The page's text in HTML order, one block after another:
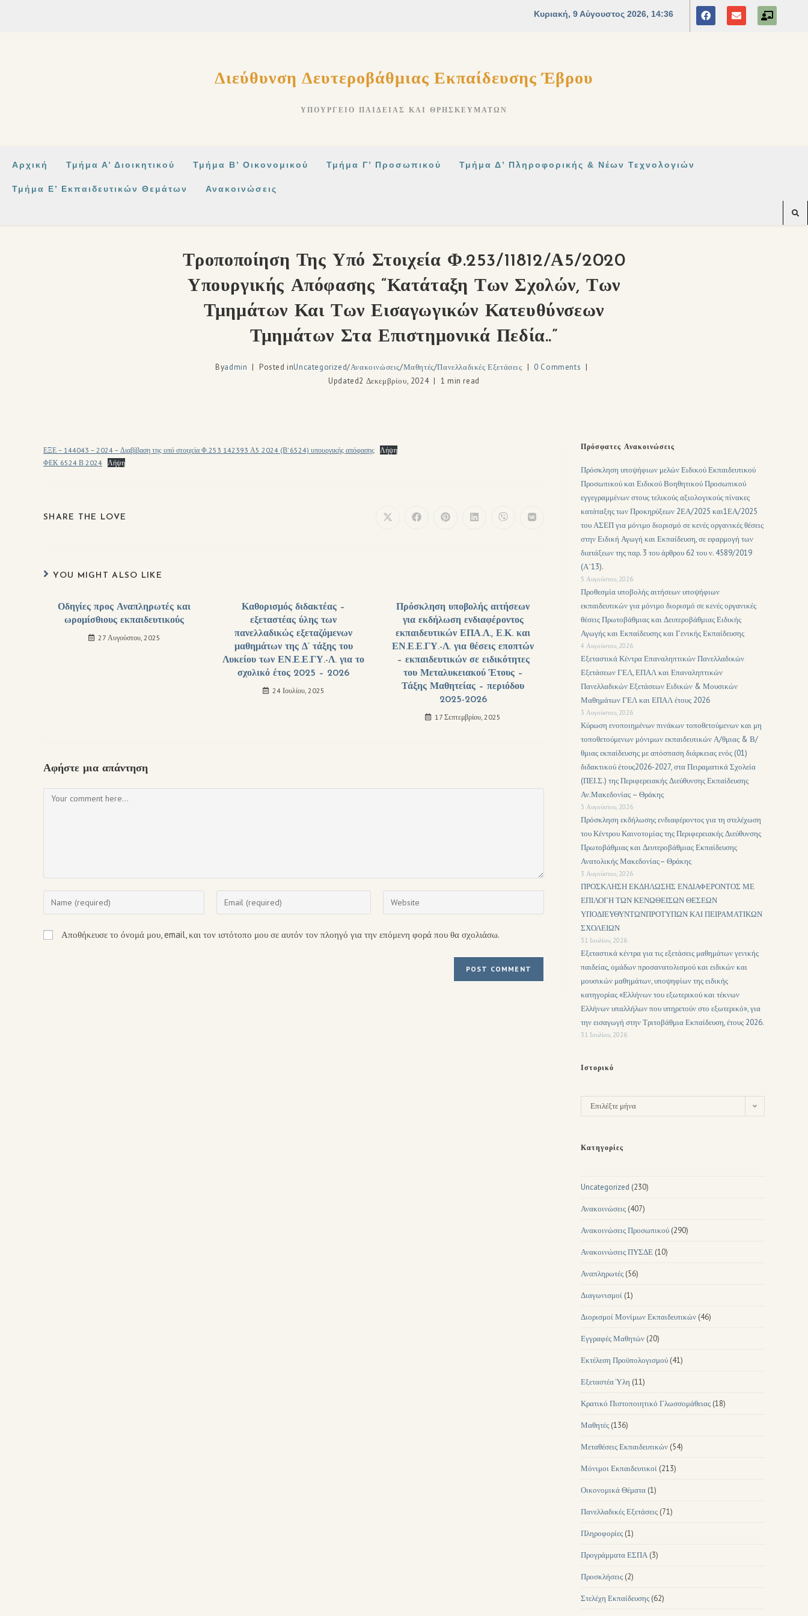
Διεύθυνση Δευτεροβάθμιας Εκπαίδευσης Έβρου
ΥΠΟΥΡΓΕΊΟ ΠΑΙΔΕΊΑΣ ΚΑΙ ΘΡΗΣΚΕΥΜΆΤΩΝ
Αρχική Τμήμα Α’ Διοικητικού Τμήμα Β’ Οικονομικού Τμήμα Γ’ Προσωπικού Τμήμα Δ’ Πληροφορικής & Νέων Τεχνολογιών
Τμήμα Ε’ Εκπαιδευτικών Θεμάτων Ανακοινώσεις
Τροποποίηση Της Υπό Στοιχεία Φ.253/11812/Α5/2020
Υπουργικής Απόφασης “Κατάταξη Των Σχολών, Των
Τμημάτων Και Των Εισαγωγικών Κατευθύνσεων
Τμημάτων Στα Επιστημονικά Πεδία..”
Byadmin Posted inUncategorized/Ανακοινώσεις/Μαθητές/Πανελλαδικές Εξετάσεις
0 Comments
Updated2 Δεκεμβρίου, 2024 1 min read
ΕΞΕ – 144043 – 2024 – Διαβίβαση της υπό στοιχεία Φ.253 142393 Α5 2024 (Β’ 6524) υπουργικής απόφασης Λήψη
ΦΕΚ 6524 Β 2024 Λήψη
SHARE THE LOVE
YOU MIGHT ALSO LIKE
Οδηγίες προς Αναπληρωτές και
ωρομίσθιους εκπαιδευτικούς
27 Αυγούστου, 2025
Καθορισμός διδακτέας –
εξεταστέας ύλης των
πανελλαδικώς εξεταζόμενων
μαθημάτων της Δ’ τάξης του
Λυκείου των ΕΝ.Ε.Ε.ΓΥ.-Λ. για το
σχολικό έτος 2025 – 2026
24 Ιουλίου, 2025
Πρόσκληση υποβολής αιτήσεων
για εκδήλωση ενδιαφέροντος
εκπαιδευτικών ΕΠΑ.Λ., Ε.Κ. και
ΕΝ.Ε.Ε.ΓΥ.-Λ. για θέσεις εποπτών
– εκπαιδευτικών σε ειδικότητες
του Μεταλυκειακού Έτους –
Τάξης Μαθητείας – περιόδου
2025-2026
17 Σεπτεμβρίου, 2025
Αφήστε μια απάντηση
Αποθήκευσε το όνομά μου, email, και τον ιστότοπο μου σε αυτόν τον πλοηγό για την επόμενη φορά που θα σχολιάσω.
Πρόσφατες Ανακοινώσεις
Πρόσκληση υποψήφιων μελών Ειδικού Εκπαιδευτικού
Προσωπικού και Ειδικού Βοηθητικού Προσωπικού
εγγεγραμμένων στους τελικούς αξιολογικούς πίνακες
κατάταξης των Προκηρύξεων 2ΕΑ/2025 και1ΕΑ/2025
του ΑΣΕΠ για μόνιμο διορισμό σε κενές οργανικές θέσεις
στην Ειδική Αγωγή και Εκπαίδευση, σε εφαρμογή των
διατάξεων της παρ. 3 του άρθρου 62 του ν. 4589/2019
(Α΄13).
5 Αυγούστου, 2026
Προθεσμία υποβολής αιτήσεων υποψήφιων
εκπαιδευτικών για μόνιμο διορισμό σε κενές οργανικές
θέσεις Πρωτοβάθμιας και Δευτεροβάθμιας Ειδικής
Αγωγής και Εκπαίδευσης και Γενικής Εκπαίδευσης
4 Αυγούστου, 2026
Εξεταστικά Κέντρα Επαναληπτικών Πανελλαδικών
Εξετάσεων ΓΕΛ, ΕΠΑΛ και Επαναληπτικών
Πανελλαδικών Εξετάσεων Ειδικών & Μουσικών
Μαθημάτων ΓΕΛ και ΕΠΑΛ έτους 2026
3 Αυγούστου, 2026
Κύρωση ενοποιημένων πινάκων τοποθετούμενων και μη
τοποθετούμενων μόνιμων εκπαιδευτικών Α/θμιας & Β/
θμιας εκπαίδευσης με απόσπαση διάρκειας ενός (01)
διδακτικού έτους2026-2027, στα Πειραματικά Σχολεία
(ΠΕΙ.Σ.) της Περιφερειακής Διεύθυνσης Εκπαίδευσης
Αν.Μακεδονίας – Θράκης
3 Αυγούστου, 2026
Πρόσκληση εκδήλωσης ενδιαφέροντος για τη στελέχωση
του Κέντρου Καινοτομίας της Περιφερειακής Διεύθυνσης
Πρωτοβάθμιας και Δευτεροβάθμιας Εκπαίδευσης
Ανατολικής Μακεδονίας– Θράκης
3 Αυγούστου, 2026
ΠΡΟΣΚΛΗΣΗ ΕΚΔΗΛΩΣΗΣ ΕΝΔΙΑΦΕΡΟΝΤΟΣ ΜΕ
ΕΠΙΛΟΓΗ ΤΩΝ ΚΕΝΩΘΕΙΣΩΝ ΘΕΣΕΩΝ
ΥΠΟΔΙΕΥΘΥΝΤΩΝΠΡΟΤΥΠΩΝ ΚΑΙ ΠΕΙΡΑΜΑΤΙΚΩΝ
ΣΧΟΛΕΙΩΝ
31 Ιουλίου, 2026
Εξεταστικά κέντρα για τις εξετάσεις μαθημάτων γενικής
παιδείας, ομάδων προσανατολισμού και ειδικών και
μουσικών μαθημάτων, υποψηφίων της ειδικής
κατηγορίας «Ελλήνων του εξωτερικού και τέκνων
Ελλήνων υπαλλήλων που υπηρετούν στο εξωτερικό», για
την εισαγωγή στην Τριτοβάθμια Εκπαίδευση, έτους 2026.
31 Ιουλίου, 2026
Ιστορικό
Επιλέξτε μήνα
Κατηγορίες
Uncategorized (230)
Ανακοινώσεις (407)
Ανακοινώσεις Προσωπικού (290)
Ανακοινώσεις ΠΥΣΔΕ (10)
Αναπληρωτές (56)
Διαγωνισμοί (1)
Διορισμοί Μονίμων Εκπαιδευτικών (46)
Εγγραφές Μαθητών (20)
Εκτέλεση Προϋπολογισμού (41)
Εξεταστέα Ύλη (11)
Κρατικό Πιστοποιητικό Γλωσσομάθειας (18)
Μαθητές (136)
Μεταθέσεις Εκπαιδευτικών (54)
Μόνιμοι Εκπαιδευτικοί (213)
Οικονομικά Θέματα (1)
Πανελλαδικές Εξετάσεις (71)
Πληροφορίες (1)
Προγράμματα ΕΣΠΑ (3)
Προσκλήσεις (2)
Στελέχη Εκπαίδευσης (62)